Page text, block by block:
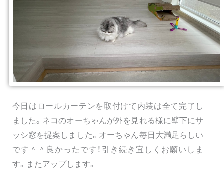
今日はロールカーテンを取付けて内装は全て完了し
ました。ネコのオーちゃんが外を見れる様に壁下にサ
ッシ窓を提案しました。オーちゃん毎日大満足らしい
です＾＾良かったです！引き続き宜しくお願いしま
す。またアップします。